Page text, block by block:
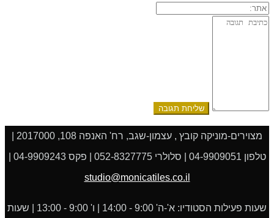
אתר:
תגובה:
טלפון 04-9909051 | סלולרי 052-8327775 | פקס 04-9909243 |
studio@monicatiles.co.il
שעות פעילות הסטודיו: א'-ה' 9:00 - 14:00 | ו' 9:00 - 13:00 | שעות